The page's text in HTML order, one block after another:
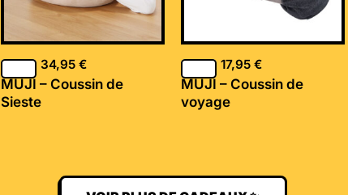
34,95 €
MUJI – Coussin de
Sieste
17,95 €
MUJI – Coussin de
voyage